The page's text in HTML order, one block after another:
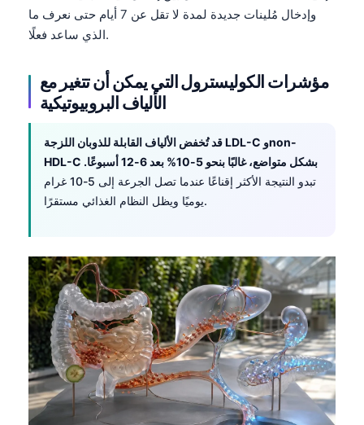
وإدخال مُلينات جديدة لمدة لا تقل عن 7 أيام حتى نعرف ما
الذي ساعد فعلًا.
مؤشرات الكوليسترول التي يمكن أن تتغير مع
الألياف البروبيوتيكية
قد تُخفض الألياف القابلة للذوبان اللزجة LDL-C وnon-
HDL-C بشكل متواضع، غالبًا بنحو 5-10% بعد 6-12 أسبوعًا.
تبدو النتيجة الأكثر إقناعًا عندما تصل الجرعة إلى 5-10 غرام
يوميًا ويظل النظام الغذائي مستقرًا.